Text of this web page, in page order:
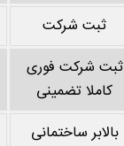
ثبت شرکت
ثبت شرکت فوری
کاملا تضمینی
بالابر ساختمانی